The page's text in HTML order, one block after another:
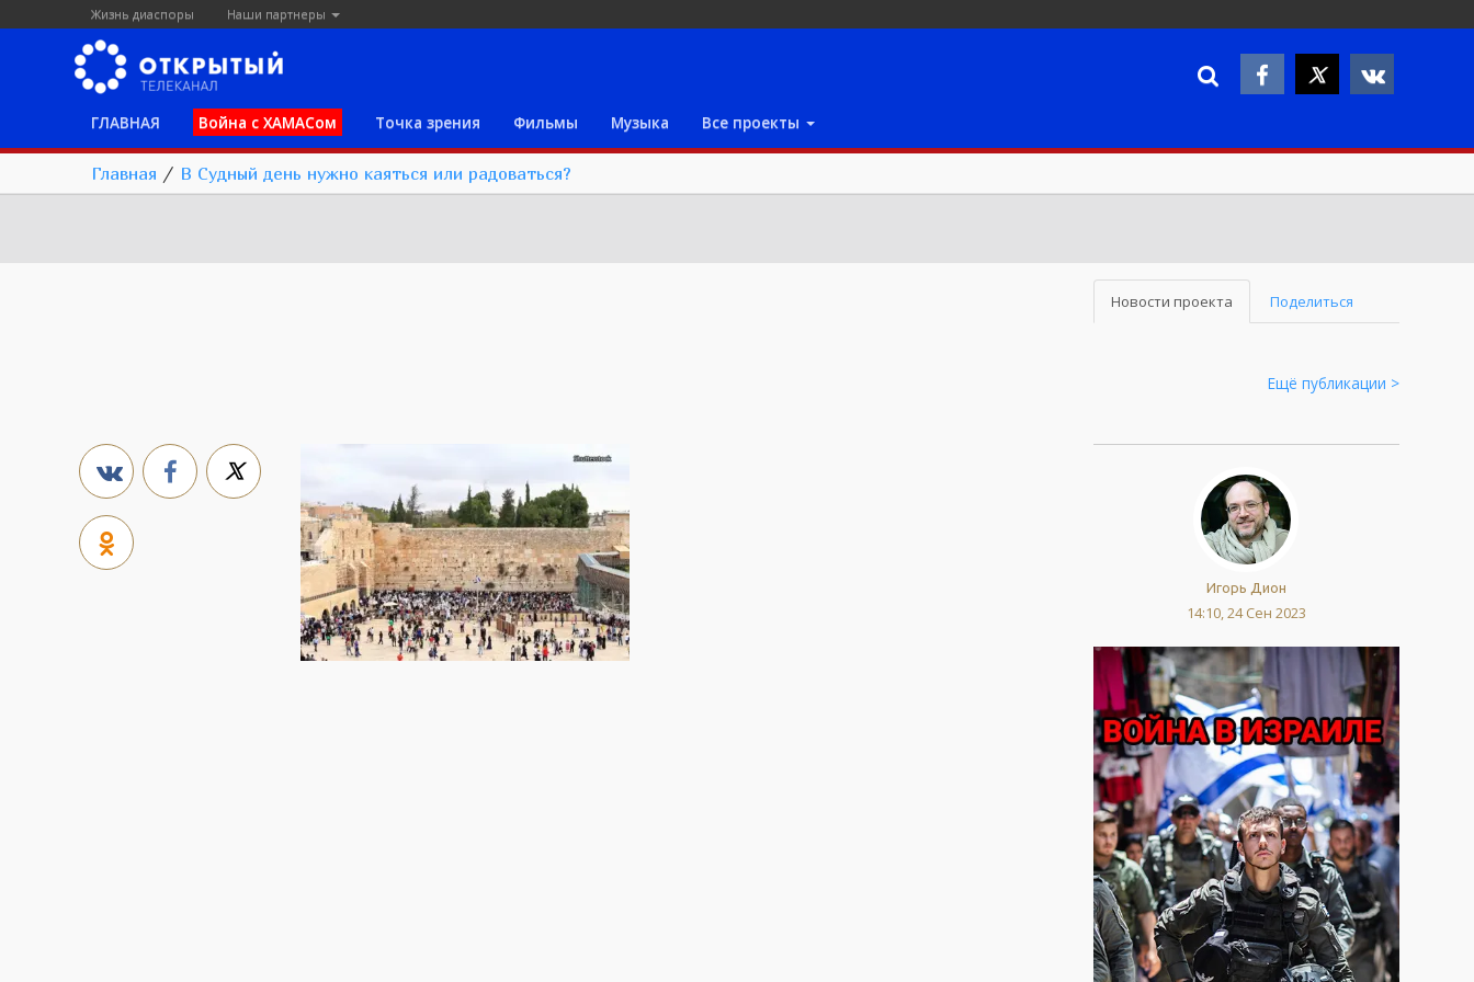
Жизнь диаспоры Наши партнеры
ГЛАВНАЯ Война с ХАМАСом Точка зрения Фильмы Музыка Все проекты
Главная / В Судный день нужно каяться или радоваться?
Новости проекта Поделиться
Ещё публикации >
Игорь Дион
14:10, 24 Сен 2023